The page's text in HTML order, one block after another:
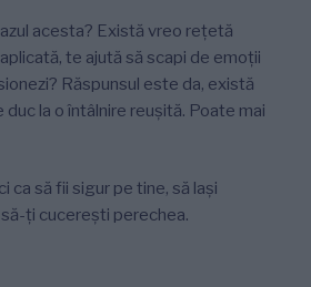
acesta? Există vreo rețetă
te ajută să scapi de emoții
Răspunsul este da, există
duc la o întâlnire reușită. Poate mai
ca să fii sigur pe tine, să lași
ți cucerești perechea.